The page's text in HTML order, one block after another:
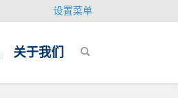
设置菜单
关于我们